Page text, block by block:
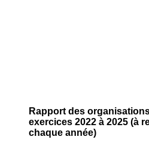
Rapport des
exercices 2022 à 2025 (à
chaque année)